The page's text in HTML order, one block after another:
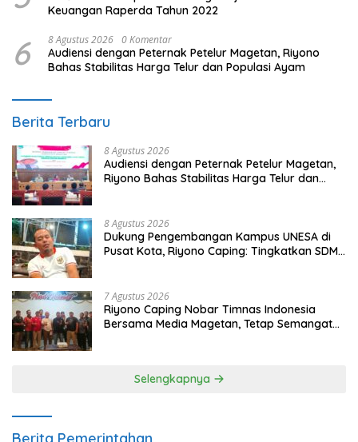
Keuangan Raperda Tahun 2022
6 8 Agustus 2026 0 Komentar
Audiensi dengan Peternak Petelur Magetan, Riyono
Bahas Stabilitas Harga Telur dan Populasi Ayam
Berita Terbaru
8 Agustus 2026
Audiensi dengan Peternak Petelur Magetan,
Riyono Bahas Stabilitas Harga Telur dan
8 Agustus 2026
Dukung Pengembangan Kampus UNESA di
Pusat Kota, Riyono Caping: Tingkatkan SDM
7 Agustus 2026
Riyono Caping Nobar Timnas Indonesia
Bersama Media Magetan, Tetap Semangat
Selengkapnya